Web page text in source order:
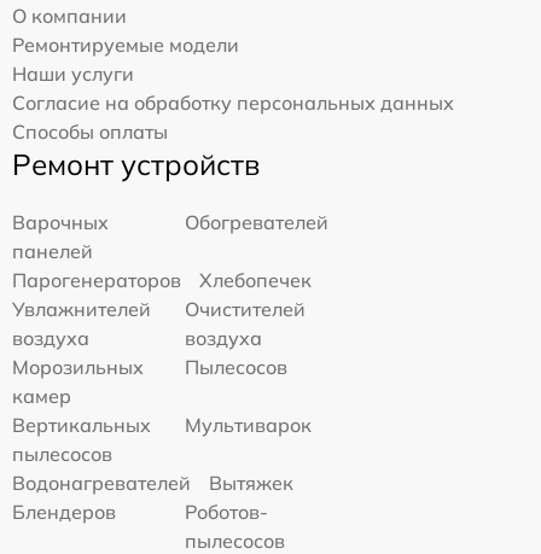
О компании
Ремонтируемые модели
Наши услуги
Согласие на обработку персональных данных
Способы оплаты
Ремонт устройств
Варочных
панелей
Обогревателей
Парогенераторов
Хлебопечек
Увлажнителей
воздуха
Очистителей
воздуха
Морозильных
камер
Пылесосов
Вертикальных
пылесосов
Мультиварок
Водонагревателей
Вытяжек
Блендеров
Роботов-
пылесосов